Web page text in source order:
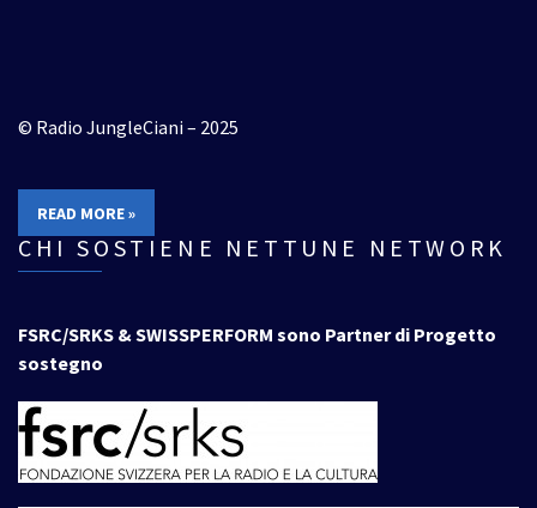
© Radio JungleCiani – 2025
READ MORE »
CHI SOSTIENE NETTUNE NETWORK
FSRC/SRKS & SWISSPERFORM sono Partner di Progetto
sostegno